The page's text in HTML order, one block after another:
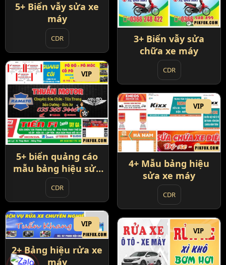
5+ Biển vẫy sửa xe
máy
CDR
3+ Biển vẫy sửa
chữa xe máy
CDR
VIP
5+ biển quảng cáo
mẫu bảng hiệu sửa
xe máy
CDR
VIP
4+ Mẫu bảng hiệu
sửa xe máy
CDR
VIP
2+ Bảng hiệu rửa xe
máy
VIP